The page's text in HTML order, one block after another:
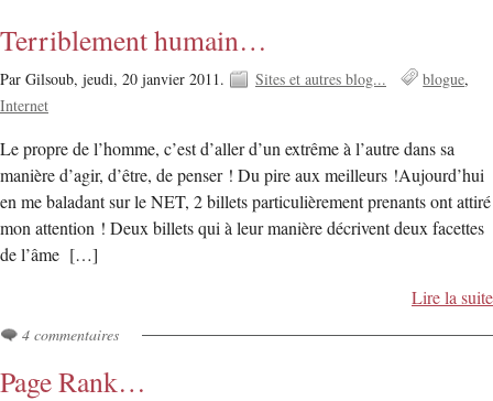
Terriblement humain…
Par Gilsoub, jeudi, 20 janvier 2011. Sites et autres blog...
blogue
Internet
Le propre de l’homme, c’est d’aller d’un extrême à l’autre dans sa
manière d’agir, d’être, de penser ! Du pire aux meilleurs !Aujourd’hui
en me baladant sur le NET, 2 billets particulièrement prenants ont attiré
mon attention ! Deux billets qui à leur manière décrivent deux facettes
de l’âme […]
Lire la suite
4 commentaires
Page Rank…